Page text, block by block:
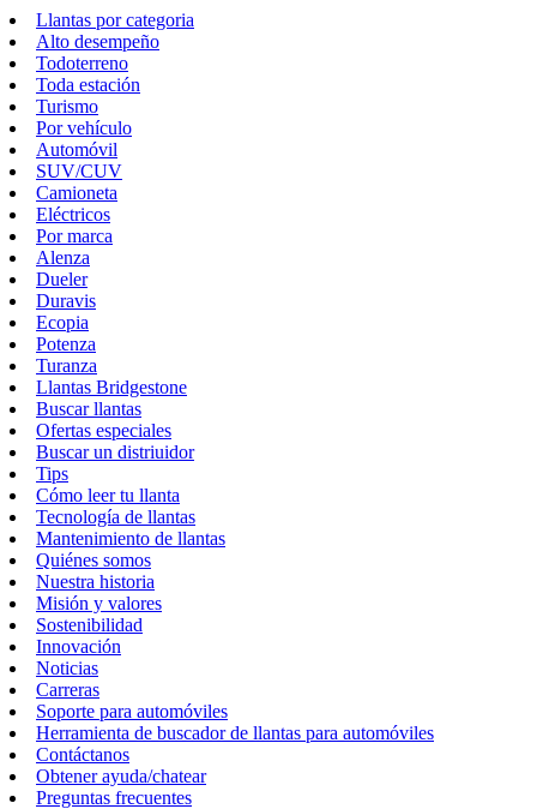
Llantas por categoria
Alto desempeño
Todoterreno
Toda estación
Turismo
Por vehículo
Automóvil
SUV/CUV
Camioneta
Eléctricos
Por marca
Alenza
Dueler
Duravis
Ecopia
Potenza
Turanza
Llantas Bridgestone
Buscar llantas
Ofertas especiales
Buscar un distriuidor
Tips
Cómo leer tu llanta
Tecnología de llantas
Mantenimiento de llantas
Quiénes somos
Nuestra historia
Misión y valores
Sostenibilidad
Innovación
Noticias
Carreras
Soporte para automóviles
Herramienta de buscador de llantas para automóviles
Contáctanos
Obtener ayuda/chatear
Preguntas frecuentes